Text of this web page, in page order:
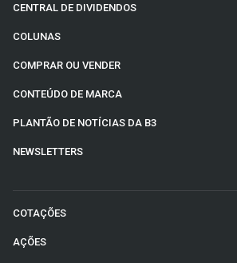
CENTRAL DE DIVIDENDOS
COLUNAS
COMPRAR OU VENDER
CONTEÚDO DE MARCA
PLANTÃO DE NOTÍCIAS DA B3
NEWSLETTERS
COTAÇÕES
AÇÕES